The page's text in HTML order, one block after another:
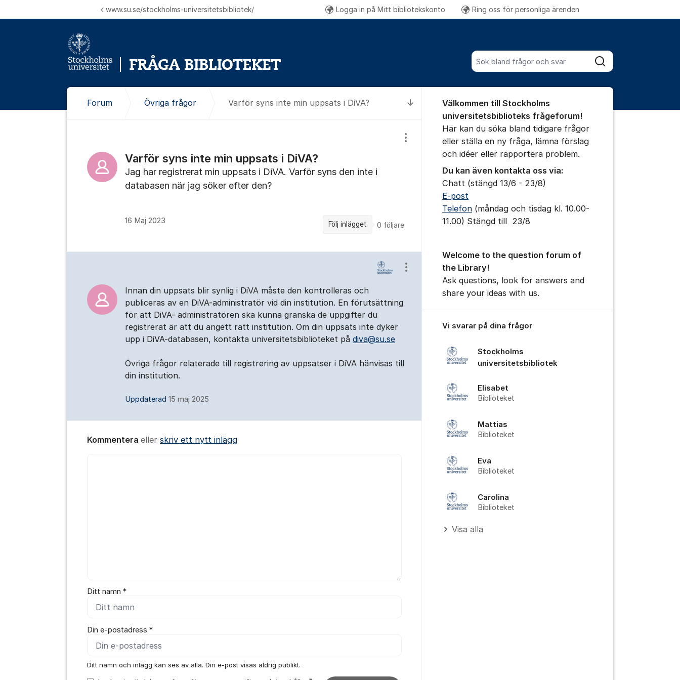
Sök bland alla inlägg
Sök
www.su.se/stockholms-universitetsbibliotek/ Logga in på Mitt bibliotekskonto Ring oss för personliga ärendenFler supportlänkar
Till senaste kommentaren
Forum Övriga frågor Varför syns inte min uppsats i DiVA?
Varför syns inte min uppsats i DiVA?
Visa/dölj inställningar för inlägg/kommentar
Jag har registrerat min uppsats i DiVA. Varför syns den inte i
databasen när jag söker efter den?
16 Maj 2023 Följ inlägget 0 följare
Innan din uppsats blir synlig i DiVA måste den kontrolleras och
publiceras av en DiVA-administratör vid din institution. En förutsättning
för att DiVA- administratören ska kunna granska de uppgifter du
registrerat är att du angett rätt institution. Om din uppsats inte dyker
upp i DiVA-databasen, kontakta universitetsbiblioteket på diva@su.se
Övriga frågor relaterade till registrering av uppsatser i DiVA hänvisas till
din institution.
Uppdaterad 15 maj 2025
Visa/dölj inställningar för inlägg/kommentar
Kommentera eller skriv ett nytt inlägg
Ditt namn *
Din e-postadress *
Ditt namn och inlägg kan ses av alla. Din e-post visas aldrig publikt.
Välkommen till Stockholms
universitetsbiblioteks frågeforum!
Här kan du söka bland tidigare frågor
eller ställa en ny fråga, lämna förslag
och idéer eller rapportera problem.
Du kan även kontakta oss via:
Chatt (stängd 13/6 - 23/8)
E-post
Telefon (måndag och tisdag kl. 10.00-
11.00) Stängd till 23/8
Welcome to the question forum of
the Library!
Ask questions, look for answers and
share your ideas with us.
Vi svarar på dina frågor
Stockholms
universitetsbibliotek
Elisabet
Biblioteket
Mattias
Biblioteket
Eva
Biblioteket
Carolina
Biblioteket
Visa alla